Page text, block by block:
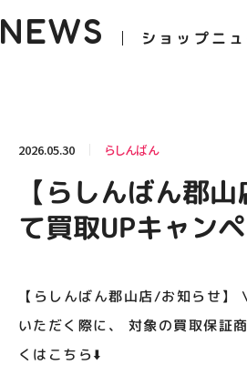
テ
催事
NEWS ショップニュ
2026.05.30 らしんばん
【らしんばん郡
て買取UPキャン
格でお買い取り
【らしんばん郡山店/お知らせ
いただく際に、 対象の買取保証
くはこちら⬇️